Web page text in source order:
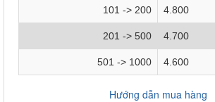
101 -> 200 4.800
201 -> 500 4.700
501 -> 1000 4.600
Hướng dẫn mua hàng